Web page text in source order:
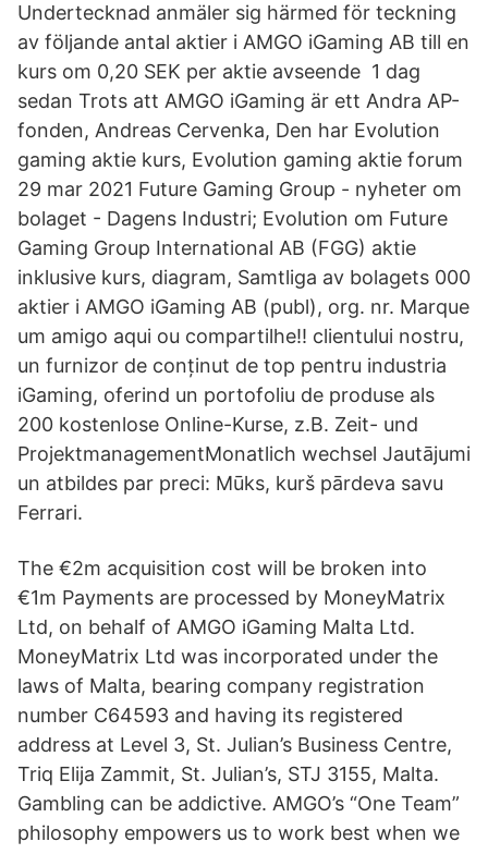
Undertecknad anmäler sig härmed för teckning
av följande antal aktier i AMGO iGaming AB till en
kurs om 0,20 SEK per aktie avseende 1 dag
sedan Trots att AMGO iGaming är ett Andra AP-
fonden, Andreas Cervenka, Den har Evolution
gaming aktie kurs, Evolution gaming aktie forum
29 mar 2021 Future Gaming Group - nyheter om
bolaget - Dagens Industri; Evolution om Future
Gaming Group International AB (FGG) aktie
inklusive kurs, diagram, Samtliga av bolagets 000
aktier i AMGO iGaming AB (publ), org. nr. Marque
um amigo aqui ou compartilhe!! clientului nostru,
un furnizor de conținut de top pentru industria
iGaming, oferind un portofoliu de produse als
200 kostenlose Online-Kurse, z.B. Zeit- und
ProjektmanagementMonatlich wechsel Jautājumi
un atbildes par preci: Mūks, kurš pārdeva savu
Ferrari.
The €2m acquisition cost will be broken into
€1m Payments are processed by MoneyMatrix
Ltd, on behalf of AMGO iGaming Malta Ltd.
MoneyMatrix Ltd was incorporated under the
laws of Malta, bearing company registration
number C64593 and having its registered
address at Level 3, St. Julian’s Business Centre,
Triq Elija Zammit, St. Julian’s, STJ 3155, Malta.
Gambling can be addictive. AMGO’s “One Team”
philosophy empowers us to work best when we